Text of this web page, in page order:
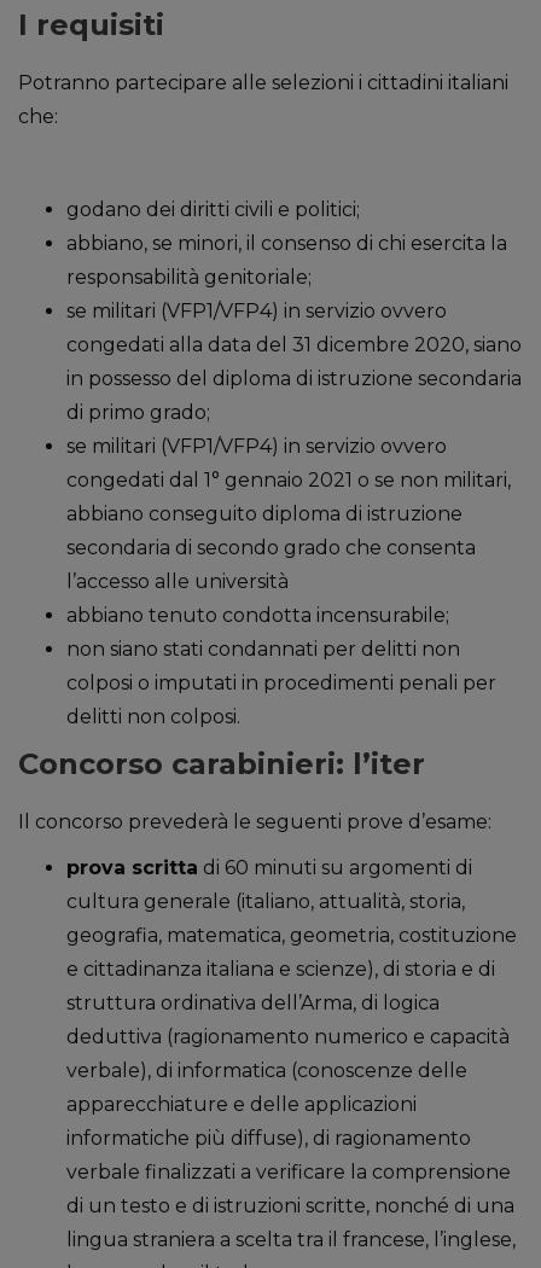
I requisiti
Potranno partecipare alle selezioni i cittadini italiani
che:
godano dei diritti civili e politici;
abbiano, se minori, il consenso di chi esercita la
responsabilità genitoriale;
se militari (VFP1/VFP4) in servizio ovvero
congedati alla data del 31 dicembre 2020, siano
in possesso del diploma di istruzione secondaria
di primo grado;
se militari (VFP1/VFP4) in servizio ovvero
congedati dal 1° gennaio 2021 o se non militari,
abbiano conseguito diploma di istruzione
secondaria di secondo grado che consenta
l’accesso alle università
abbiano tenuto condotta incensurabile;
non siano stati condannati per delitti non
colposi o imputati in procedimenti penali per
delitti non colposi.
Concorso carabinieri: l’iter
Il concorso prevederà le seguenti prove d’esame:
prova scritta di 60 minuti su argomenti di
cultura generale (italiano, attualità, storia,
geografia, matematica, geometria, costituzione
e cittadinanza italiana e scienze), di storia e di
struttura ordinativa dell’Arma, di logica
deduttiva (ragionamento numerico e capacità
verbale), di informatica (conoscenze delle
apparecchiature e delle applicazioni
informatiche più diffuse), di ragionamento
verbale finalizzati a verificare la comprensione
di un testo e di istruzioni scritte, nonché di una
lingua straniera a scelta tra il francese, l’inglese,